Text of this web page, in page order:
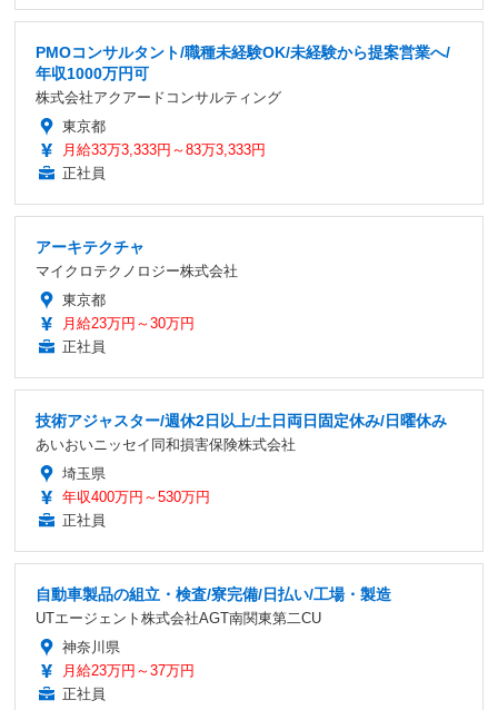
PMOコンサルタント/職種未経験OK/未経験から提案営業へ/
年収1000万円可
株式会社アクアードコンサルティング
東京都
月給33万3,333円～83万3,333円
正社員
アーキテクチャ
マイクロテクノロジー株式会社
東京都
月給23万円～30万円
正社員
技術アジャスター/週休2日以上/土日両日固定休み/日曜休み
あいおいニッセイ同和損害保険株式会社
埼玉県
年収400万円～530万円
正社員
自動車製品の組立・検査/寮完備/日払い/工場・製造
UTエージェント株式会社AGT南関東第二CU
神奈川県
月給23万円～37万円
正社員